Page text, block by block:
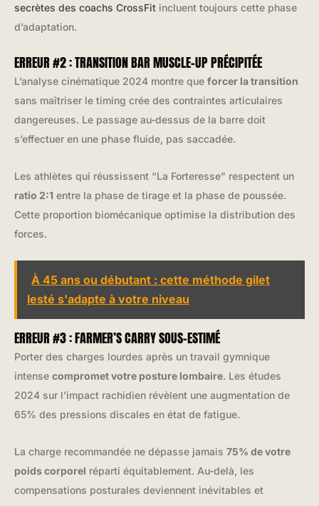
secrètes des coachs CrossFit incluent toujours cette phase
d’adaptation.
ERREUR #2 : TRANSITION BAR MUSCLE-UP PRÉCIPITÉE
L’analyse cinématique 2024 montre que forcer la transition
sans maîtriser le timing crée des contraintes articulaires
dangereuses. Le passage au-dessus de la barre doit
s’effectuer en une phase fluide, pas saccadée.
Les athlètes qui réussissent “La Forteresse” respectent un
ratio 2:1 entre la phase de tirage et la phase de poussée.
Cette proportion biomécanique optimise la distribution des
forces.
À 45 ans ou débutant : cette méthode gilet
lesté s'adapte à votre niveau
ERREUR #3 : FARMER’S CARRY SOUS-ESTIMÉ
Porter des charges lourdes après un travail gymnique
intense compromet votre posture lombaire. Les études
2024 sur l’impact rachidien révèlent une augmentation de
65% des pressions discales en état de fatigue.
La charge recommandée ne dépasse jamais 75% de votre
poids corporel réparti équitablement. Au-delà, les
compensations posturales deviennent inévitables et